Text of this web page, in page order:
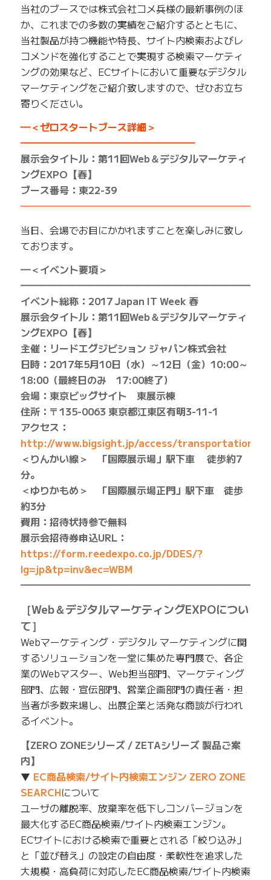
当社のブースでは株式会社コメ兵様の最新事例のほ
か、これまでの多数の実績をご紹介するとともに、
当社製品が持つ機能や特長、サイト内検索およびレ
コメンドを強化することで実現する検索マーケティ
ングの効果など、ECサイトにおいて重要なデジタル
マーケティングをご紹介致しますので、ぜひお立ち
寄りください。
━＜ゼロスタートブース詳細＞
━━━━━━━━━━━━━━━━━━
展示会タイトル：第11回Web＆デジタルマーケティ
ングEXPO【春】
ブース番号：東22-39
当日、会場でお目にかかれますことを楽しみに致し
ております。
━＜イベント要項＞
イベント総称：2017 Japan IT Week 春
展示会タイトル：第11回Web＆デジタルマーケティ
ングEXPO【春】
主催：リードエグジビション ジャパン株式会社
日時：2017年5月10日（水）～12日（金）10:00～
18:00（最終日のみ 17:00終了）
会場：東京ビッグサイト 東展示棟
住所：〒135-0063 東京都江東区有明3-11-1
アクセス：
http://www.bigsight.jp/access/transportation/
＜りんかい線＞ 「国際展示場」駅下車 徒歩約7
分。
＜ゆりかもめ＞ 「国際展示場正門」駅下車 徒歩
約3分
費用：招待状持参で無料
展示会招待券申込URL：
https://form.reedexpo.co.jp/DDES/?
lg=jp&tp=inv&ec=WBM
［Web＆デジタルマーケティングEXPOについ
て］
Webマーケティング・デジタル マーケティングに関
するソリューションを一堂に集めた専門展で、各企
業のWebマスター、Web担当部門、マーケティング
部門、広報・宣伝部門、営業企画部門の責任者・担
当者が多数来場し、出展企業と活発な商談が行われ
るイベント。
【ZERO ZONEシリーズ / ZETAシリーズ 製品ご案
内】
▼ EC商品検索/サイト内検索エンジン ZERO ZONE
SEARCHについて
ユーザの離脱率、放棄率を低下しコンバージョンを
最大化するEC商品検索/サイト内検索エンジン。
ECサイトにおける検索で重要とされる「絞り込み」
と「並び替え」の設定の自由度・柔軟性を追求した
大規模・高負荷に対応したEC商品検索/サイト内検索